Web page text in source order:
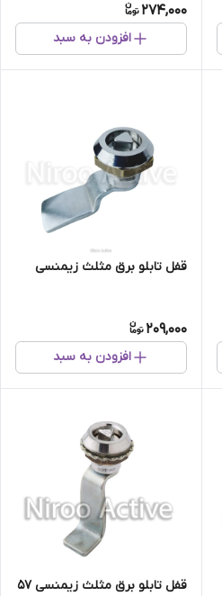
274,000
افزودن به سبد
قفل تابلو برق مثلث زیمنسی
209,000
افزودن به سبد
قفل تابلو برق مثلث زیمنسی ۵۷